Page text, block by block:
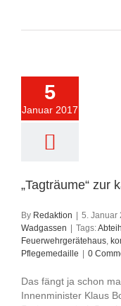
5
Januar 2017
„Tagträume“ zur
By Redaktion 5. Januar
Wadgassen
Tags:
Feuerwehrgerätehaus,
Pflegemedaille
0
Das fängt ja schon
Innenminister Klaus